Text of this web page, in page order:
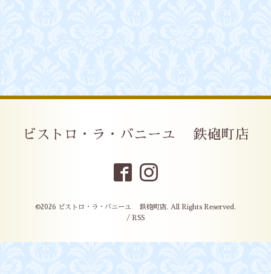
ビストロ・ラ・バニーユ 鉄砲町店
©2026 ビストロ・ラ・バニーユ 鉄砲町店. All Rights Reserved.
/ RSS